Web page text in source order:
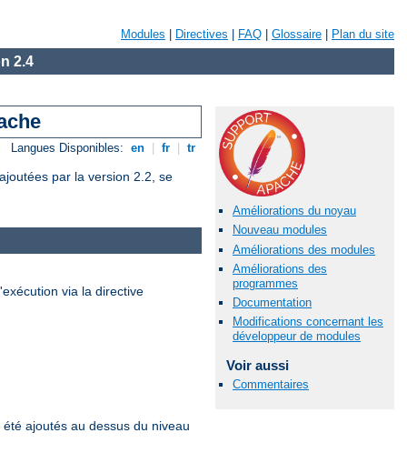
Modules Directives FAQ Glossaire Plan du site
2.4
Langues Disponibles: en fr tr
par la version 2.2, se
Améliorations du noyau
Nouveau modules
Améliorations des modules
Améliorations des
programmes
Documentation
Modifications concernant les
développeur de modules
Voir aussi
Commentaires
via la directive
ajoutés au dessus du niveau